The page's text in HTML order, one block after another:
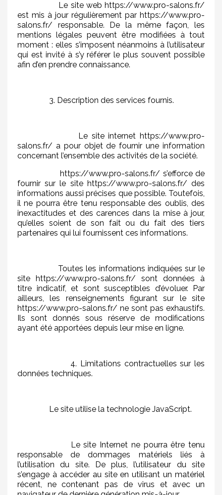
Le site web https://www.pro-salons.fr/
est mis à jour régulièrement par https://www.pro-
salons.fr/ responsable. De la même façon, les
mentions légales peuvent être modifiées à tout
moment : elles s’imposent néanmoins à l’utilisateur
qui est invité à s’y référer le plus souvent possible
afin d’en prendre connaissance.
3. Description des services fournis.
Le site internet https://www.pro-
salons.fr/ a pour objet de fournir une information
concernant l’ensemble des activités de la société.
https://www.pro-salons.fr/ s’efforce de
fournir sur le site https://www.pro-salons.fr/ des
informations aussi précises que possible. Toutefois,
il ne pourra être tenu responsable des oublis, des
inexactitudes et des carences dans la mise à jour,
qu’elles soient de son fait ou du fait des tiers
partenaires qui lui fournissent ces informations.
Toutes les informations indiquées sur le
site https://www.pro-salons.fr/ sont données à
titre indicatif, et sont susceptibles d’évoluer. Par
ailleurs, les renseignements figurant sur le site
https://www.pro-salons.fr/ ne sont pas exhaustifs.
Ils sont donnés sous réserve de modifications
ayant été apportées depuis leur mise en ligne.
4. Limitations contractuelles sur les
données techniques.
Le site utilise la technologie JavaScript.
Le site Internet ne pourra être tenu
responsable de dommages matériels liés à
l’utilisation du site. De plus, l’utilisateur du site
s’engage à accéder au site en utilisant un matériel
récent, ne contenant pas de virus et avec un